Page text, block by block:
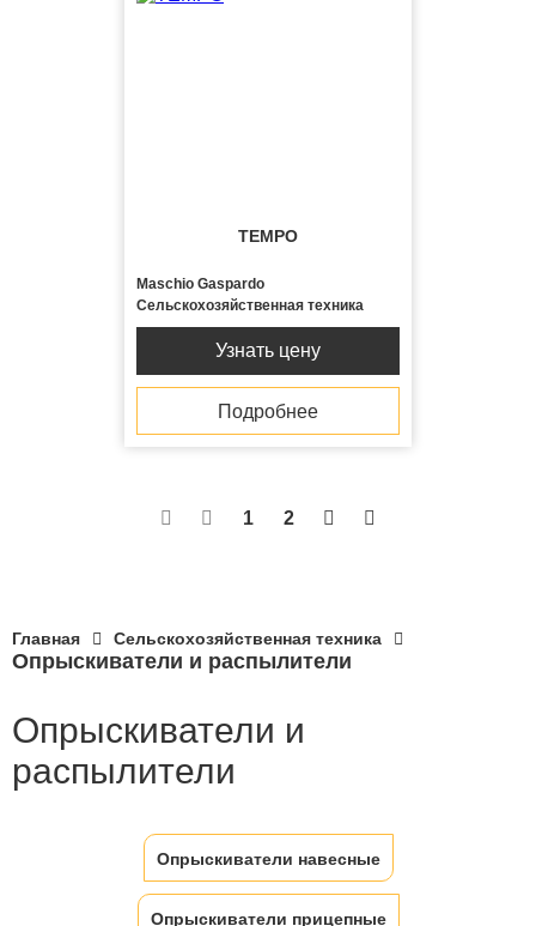
Главная Сельскохозяйственная техника
Опрыскиватели и распылители
Опрыскиватели и
распылители
Опрыскиватели навесные
Опрыскиватели прицепные
TEMPO
Maschio Gaspardo
Сельскохозяйственная техника
Узнать цену
Подробнее
  1 2  